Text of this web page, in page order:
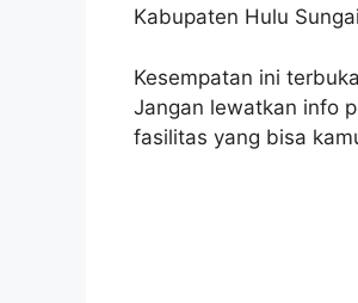
Kabupaten Hulu
Kesempatan ini
Jangan lewatkan info
fasilitas yang bisa